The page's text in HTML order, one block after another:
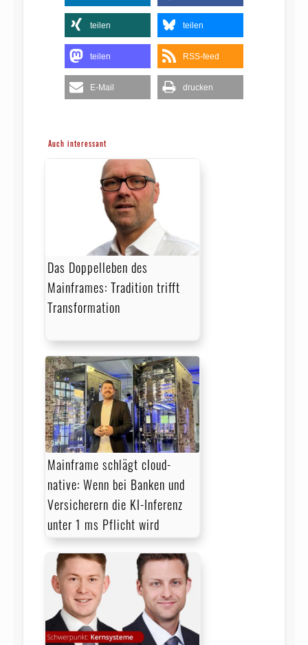
teilen teilen
teilen RSS-feed
E-Mail drucken
Auch interessant
Das Doppelleben des
Mainframes: Tradition trifft
Transformation
Mainframe schlägt cloud-
native: Wenn bei Banken und
Versicherern die KI-Inferenz
unter 1 ms Pflicht wird